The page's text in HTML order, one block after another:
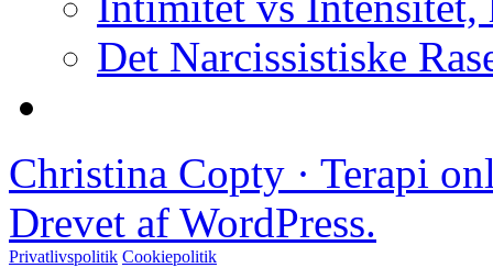
Det Narcissistiske
Christina Copty · Terapi
Drevet af WordPress.
Privatlivspolitik Cookiepolitik